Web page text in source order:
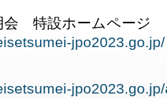
会 特設ホームページ
jpo2023.go.jp/